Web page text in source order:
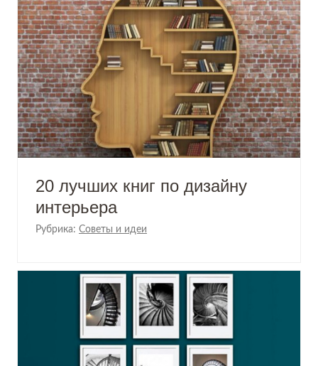
20 лучших книг по дизайну
интерьера
Рубрика: Советы и идеи